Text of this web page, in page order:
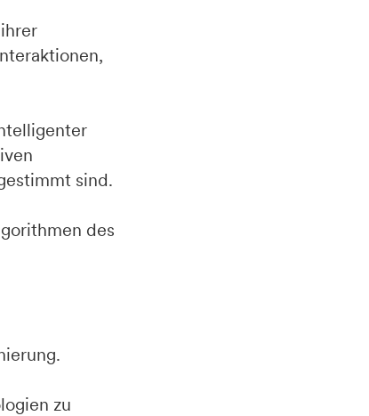
sind.
des
zu